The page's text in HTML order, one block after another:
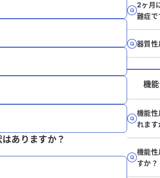
ありますか？
2ヶ月
難症で
器質性
機
機能性
れます
機能性
すか？